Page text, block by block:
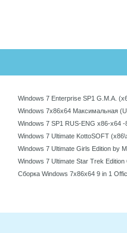
Windows 7 Enterprise SP1 G.M.A.
Windows 7x86x64 Максимальная
Windows 7 SP1 RUS-ENG x86-x64
Windows 7 Ultimate KottoSOFT
Windows 7 Ultimate Girls Edition by
Windows 7 Ultimate Star Trek
Сборка Windows 7x86x64 9 in 1